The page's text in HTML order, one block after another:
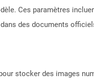
Ces paramètres
des documents
stocker des images